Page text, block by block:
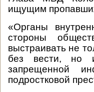
ищущим
«Органы
стороны
выстраивать не
без вести, но
запрещенной
подростковой